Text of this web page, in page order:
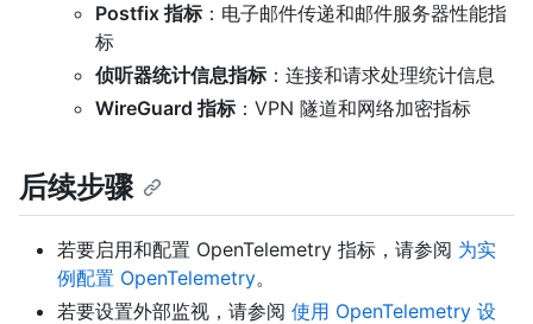
Postfix 指标：电子邮件传递和邮件服务器性能指
标
侦听器统计信息指标：连接和请求处理统计信息
WireGuard 指标：VPN 隧道和网络加密指标
后续步骤
若要启用和配置 OpenTelemetry 指标，请参阅 为实
例配置 OpenTelemetry。
若要设置外部监视，请参阅 使用 OpenTelemetry 设